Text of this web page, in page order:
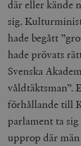
där eller kände
sig.
hade begått
hade prövats
Svenska
våldtäktsman”.
förhållande till
parlament ta
upprop där